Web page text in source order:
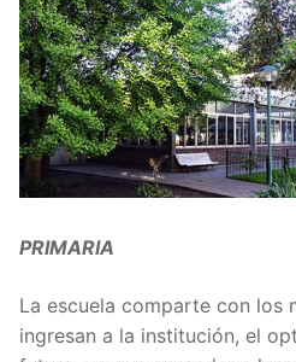
PRIMARIA
La escuela comparte con los
ingresan a la institución, el